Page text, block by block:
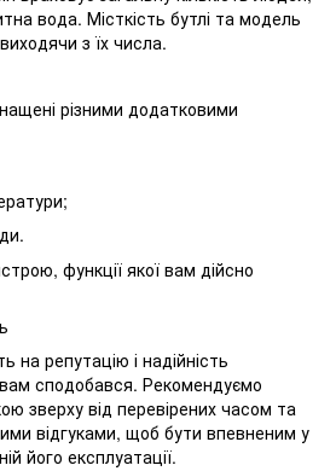
вода. Місткість бутлі та модель
з їх числа.
різними додатковими
функції якої вам дійсно
на репутацію і надійність
сподобався. Рекомендуємо
зверху від перевірених часом та
відгуками, щоб бути впевненим у
його експлуатації.